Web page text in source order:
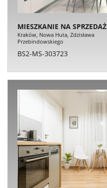
MIESZKANIE NA SPRZEDAŻ
Kraków, Nowa Huta, Zdzisława
Przebindowskiego
BS2-MS-303723